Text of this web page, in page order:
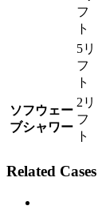
フ
ト
5リ
フ
ト
ソフウェー
ブシャワー
2リ
フ
ト
Related Cases